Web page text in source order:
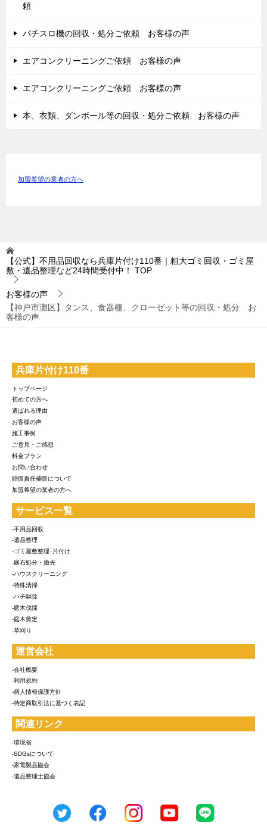
頼
パチスロ機の回収・処分ご依頼 お客様の声
エアコンクリーニングご依頼 お客様の声
エアコンクリーニングご依頼 お客様の声
本、衣類、ダンボール等の回収・処分ご依頼 お客様の声
加盟希望の業者の方へ
【公式】不用品回収なら兵庫片付け110番｜粗大ゴミ回収・ゴミ屋
敷・遺品整理など24時間受付中！
TOP
お客様の声
【神戸市灘区】タンス、食器棚、クローゼット等の回収・処分 お
客様の声
兵庫片付け110番
トップページ
初めての方へ
選ばれる理由
お客様の声
施工事例
ご意見・ご感想
料金プラン
お問い合わせ
賠償責任補償について
加盟希望の業者の方へ
サービス一覧
-不用品回収
-遺品整理
-ゴミ屋敷整理･片付け
-庭石処分・撤去
-ハウスクリーニング
-特殊清掃
-ハチ駆除
-庭木伐採
-庭木剪定
-草刈り
運営会社
-会社概要
-利用規約
-個人情報保護方針
-特定商取引法に基づく表記
関連リンク
-環境省
-SDGsについて
-家電製品協会
-遺品整理士協会